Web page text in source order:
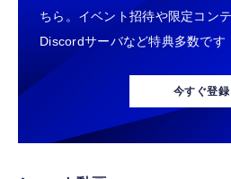
ちら。イベント招待や限定コン
Discordサーバなど特典多数です
今すぐ登録